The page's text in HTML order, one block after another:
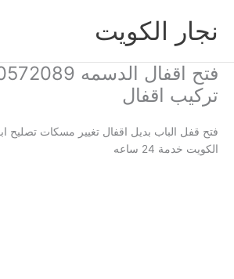
المحتوىنجار الكويت
تركيب اقفال
فتح قفل الباب بديل اقفال تغيير مسكات تصليح
الكويت خدمة 24 ساعه